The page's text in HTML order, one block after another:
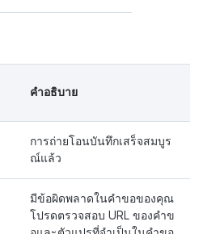
คำอธิบาย
การถ่ายโอนบันทึกเสร็จสมบูร
ณ์แล้ว
มีข้อผิดพลาดในคำขอของคุณ
โปรดตรวจสอบ URL ของคำข